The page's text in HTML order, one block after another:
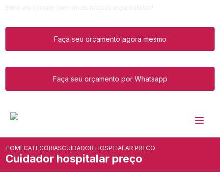
Faça seu orçamento agora mesmo
Faça seu orçamento por Whatsapp
HOMECATEGORIASCUIDADOR HOSPITALAR PRECO
Cuidador hospitalar preço